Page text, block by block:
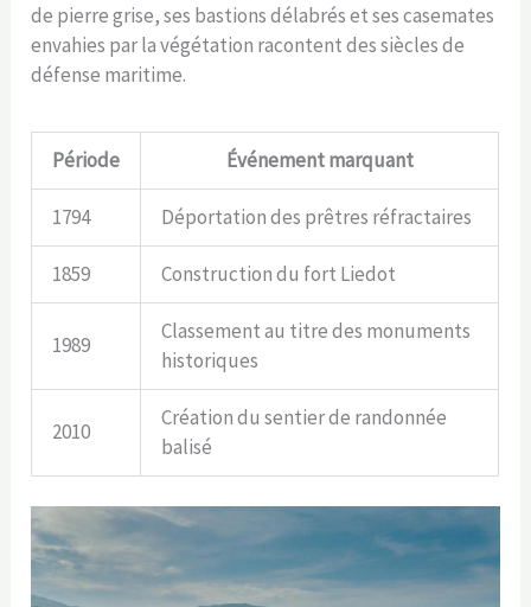
de pierre grise, ses bastions délabrés et ses casemates
envahies par la végétation racontent des siècles de
défense maritime.
Période Événement marquant
1794 Déportation des prêtres réfractaires
1859 Construction du fort Liedot
1989
Classement au titre des monuments
historiques
2010
Création du sentier de randonnée
balisé